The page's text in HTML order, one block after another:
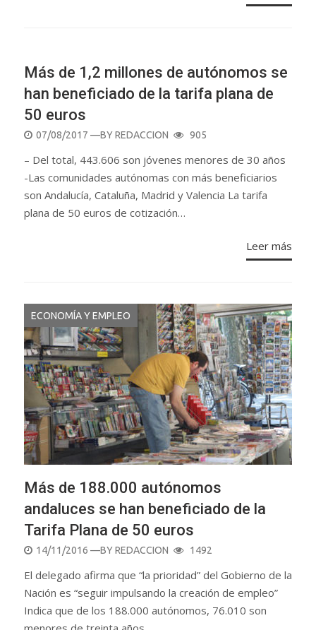
Más de 1,2 millones de autónomos se
han beneficiado de la tarifa plana de
50 euros
POSTED
ON
07/08/2017 —BYREDACCION 905
– Del total, 443.606 son jóvenes menores de 30 años
-Las comunidades autónomas con más beneficiarios
son Andalucía, Cataluña, Madrid y Valencia La tarifa
plana de 50 euros de cotización…
Leer más
ECONOMÍA Y EMPLEO
Más de 188.000 autónomos
andaluces se han beneficiado de la
Tarifa Plana de 50 euros
POSTED
ON
14/11/2016 —BYREDACCION 1492
El delegado afirma que “la prioridad” del Gobierno de la
Nación es “seguir impulsando la creación de empleo”
Indica que de los 188.000 autónomos, 76.010 son